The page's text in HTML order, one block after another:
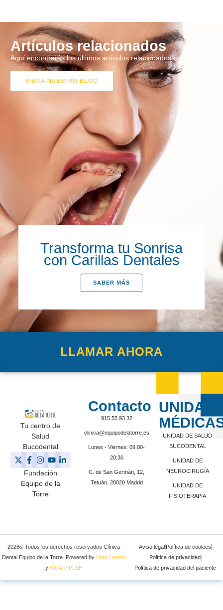
Artículos relacionados
Aquí encontrarás los últimos artículos relacionados con:
VISITA NUESTRO BLOG
Transforma tu Sonrisa
con Carillas Dentales
SABER MÁS
LLAMAR AHORA
Tu centro de
Salud
Bucodental
Fundación
Equipo de la
Torre
Contacto
915 55 93 32
clinica@equipodelatorre.es
Lunes - Viernes: 09:00-
20:30
C. de San Germán, 12,
Tetuán, 28020 Madrid
UNIDAD DE SALUD
BUCODENTAL
UNIDAD DE
NEUROCIRUGÍA
UNIDAD DE
FISIOTERAPIA
2026© Todos los derechos reservados Clínica
Dental Equipo de la Torre. Powered by Liten Lemon
y We Are PLEH
Aviso legal Política de cookies
Política de privacidad
Política de privacidad del paciente